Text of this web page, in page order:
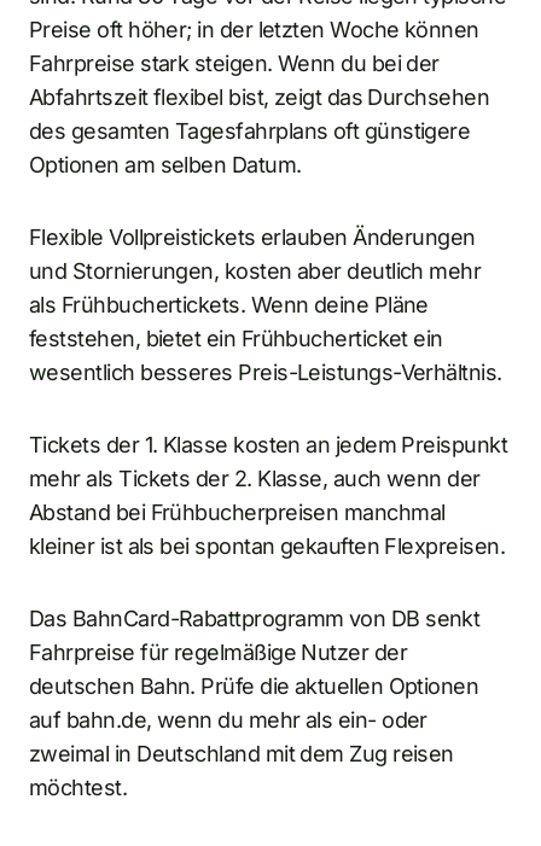
Preise oft höher; in der letzten Woche können
Fahrpreise stark steigen. Wenn du bei der
Abfahrtszeit flexibel bist, zeigt das Durchsehen
des gesamten Tagesfahrplans oft günstigere
Optionen am selben Datum.
Flexible Vollpreistickets erlauben Änderungen
und Stornierungen, kosten aber deutlich mehr
als Frühbuchertickets. Wenn deine Pläne
feststehen, bietet ein Frühbucherticket ein
wesentlich besseres Preis-Leistungs-Verhältnis.
Tickets der 1. Klasse kosten an jedem Preispunkt
mehr als Tickets der 2. Klasse, auch wenn der
Abstand bei Frühbucherpreisen manchmal
kleiner ist als bei spontan gekauften Flexpreisen.
Das BahnCard-Rabattprogramm von DB senkt
Fahrpreise für regelmäßige Nutzer der
deutschen Bahn. Prüfe die aktuellen Optionen
auf bahn.de, wenn du mehr als ein- oder
zweimal in Deutschland mit dem Zug reisen
möchtest.